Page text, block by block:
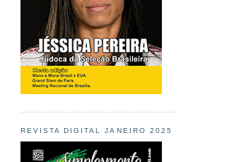
REVISTA DIGITAL JANEIRO 2025